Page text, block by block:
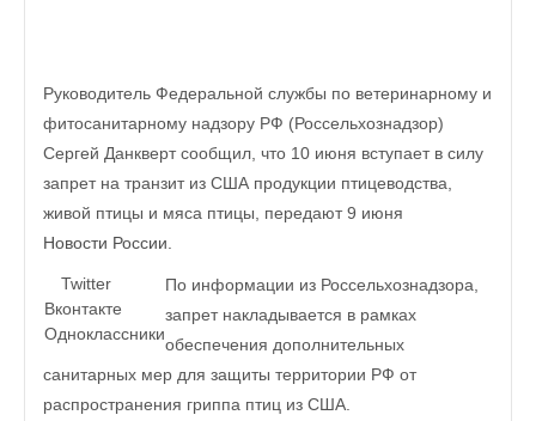
Руководитель Федеральной службы по ветеринарному и
фитосанитарному надзору РФ (Россельхознадзор)
Сергей Данкверт сообщил, что 10 июня вступает в силу
запрет на транзит из США продукции птицеводства,
живой птицы и мяса птицы, передают 9 июня
Новости России.
Twitter
Вконтакте
Одноклассники
По информации из Россельхознадзора,
запрет накладывается в рамках
обеспечения дополнительных
санитарных мер для защиты территории РФ от
распространения гриппа птиц из США.